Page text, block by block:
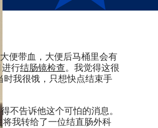
便带血，大便后马桶里会有
行结肠镜检查。我觉得这很
我很饿，只想快点结束手
不告诉他这个可怕的消息。
我转给了一位结直肠外科